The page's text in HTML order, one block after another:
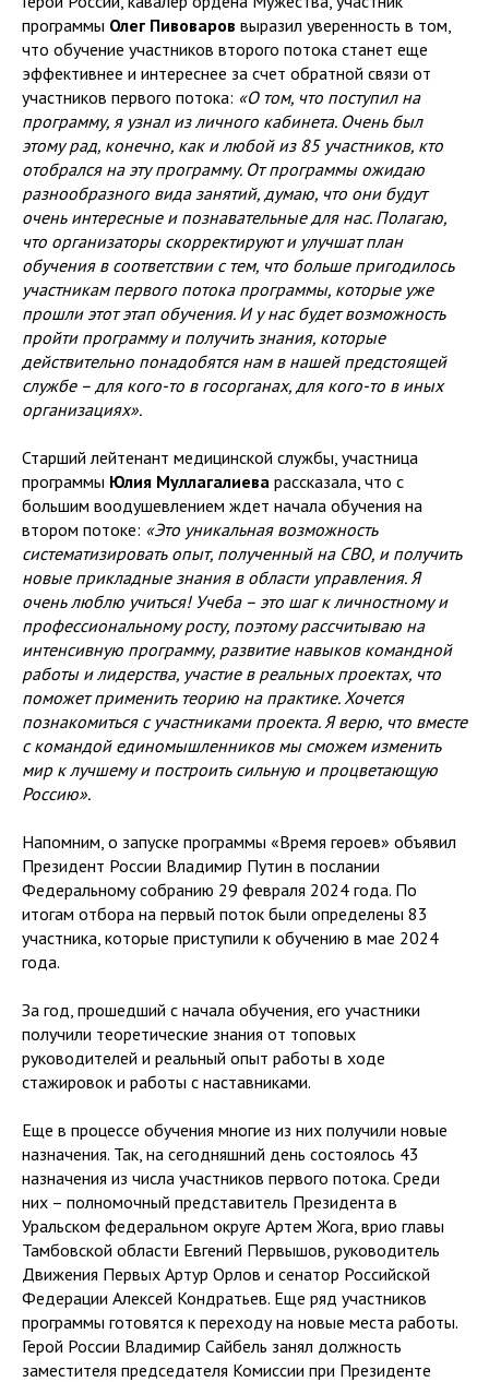
программы Олег Пивоваров выразил уверенность в том,
что обучение участников второго потока станет еще
эффективнее и интереснее за счет обратной связи от
участников первого потока: «О том, что поступил на
программу, я узнал из личного кабинета. Очень был
этому рад, конечно, как и любой из 85 участников, кто
отобрался на эту программу. От программы ожидаю
разнообразного вида занятий, думаю, что они будут
очень интересные и познавательные для нас. Полагаю,
что организаторы скорректируют и улучшат план
обучения в соответствии с тем, что больше пригодилось
участникам первого потока программы, которые уже
прошли этот этап обучения. И у нас будет возможность
пройти программу и получить знания, которые
действительно понадобятся нам в нашей предстоящей
службе – для кого-то в госорганах, для кого-то в иных
организациях».
Старший лейтенант медицинской службы, участница
программы Юлия Муллагалиева рассказала, что с
большим воодушевлением ждет начала обучения на
втором потоке: «Это уникальная возможность
систематизировать опыт, полученный на СВО, и получить
новые прикладные знания в области управления. Я
очень люблю учиться! Учеба – это шаг к личностному и
профессиональному росту, поэтому рассчитываю на
интенсивную программу, развитие навыков командной
работы и лидерства, участие в реальных проектах, что
поможет применить теорию на практике. Хочется
познакомиться с участниками проекта. Я верю, что вместе
с командой единомышленников мы сможем изменить
мир к лучшему и построить сильную и процветающую
Россию».
Напомним, о запуске программы «Время героев» объявил
Президент России Владимир Путин в послании
Федеральному собранию 29 февраля 2024 года. По
итогам отбора на первый поток были определены 83
участника, которые приступили к обучению в мае 2024
года.
За год, прошедший с начала обучения, его участники
получили теоретические знания от топовых
руководителей и реальный опыт работы в ходе
стажировок и работы с наставниками.
Еще в процессе обучения многие из них получили новые
назначения. Так, на сегодняшний день состоялось 43
назначения из числа участников первого потока. Среди
них – полномочный представитель Президента в
Уральском федеральном округе Артем Жога, врио главы
Тамбовской области Евгений Первышов, руководитель
Движения Первых Артур Орлов и сенатор Российской
Федерации Алексей Кондратьев. Еще ряд участников
программы готовятся к переходу на новые места работы.
Герой России Владимир Сайбель занял должность
заместителя председателя Комиссии при Президенте